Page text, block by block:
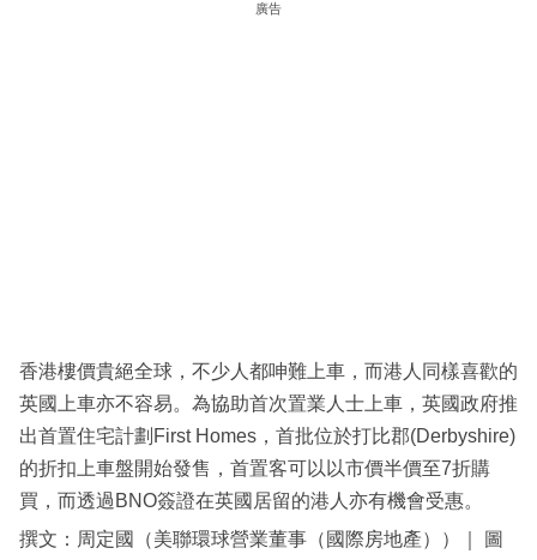
廣告
香港樓價貴絕全球，不少人都呻難上車，而港人同樣喜歡的
英國上車亦不容易。為協助首次置業人士上車，英國政府推
出首置住宅計劃First Homes，首批位於打比郡(Derbyshire)
的折扣上車盤開始發售，首置客可以以市價半價至7折購
買，而透過BNO簽證在英國居留的港人亦有機會受惠。
撰文：周定國（美聯環球營業董事（國際房地產））｜ 圖